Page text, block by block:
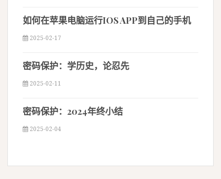
如何在苹果电脑运行IOS APP到自己的手机
2025-02-17
密码保护：学历史，论忍先
2025-02-11
密码保护：2024年终小结
2025-02-04